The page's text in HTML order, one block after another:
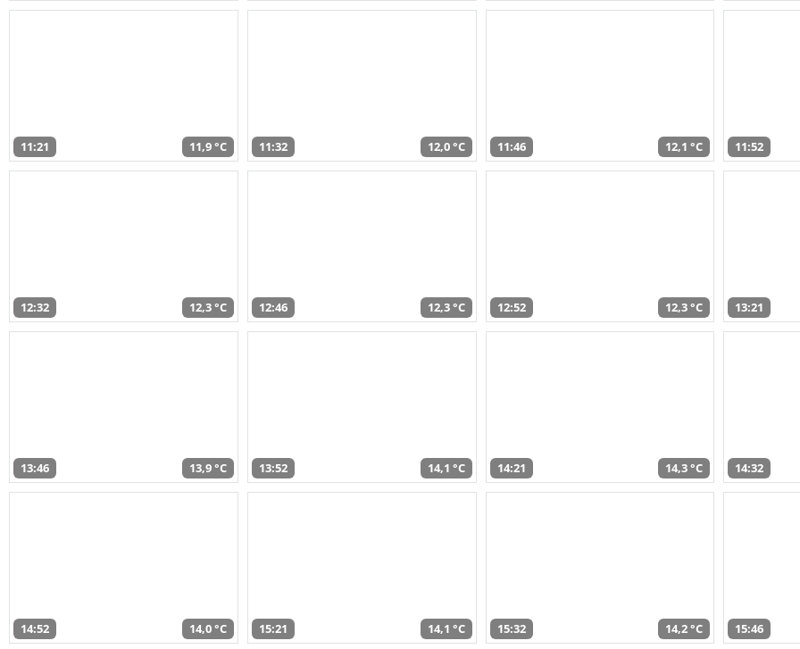
11:21 11,9 °C 11:32 12,0 °C 11:46 12,1 °C 11:52
12:32 12,3 °C 12:46 12,3 °C 12:52 12,3 °C 13:21
13:46 13,9 °C 13:52 14,1 °C 14:21 14,3 °C 14:32
14:52 14,0 °C 15:21 14,1 °C 15:32 14,2 °C 15:46